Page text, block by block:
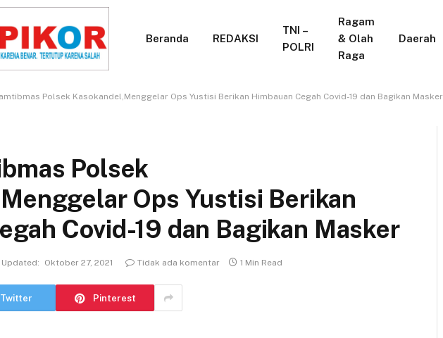
Beranda REDAKSI
TNI –
POLRI
Ragam
& Olah
Raga
Daerah
Polsek Kasokandel,Menggelar Ops Yustisi Berikan Himbauan Cegah Covid-19 dan Bagikan Masker
Polsek
Ops Yustisi Berikan
Covid-19 dan Bagikan Masker
Updated: Oktober 27, 2021 Tidak ada komentar 1 Min Read
Twitter Pinterest